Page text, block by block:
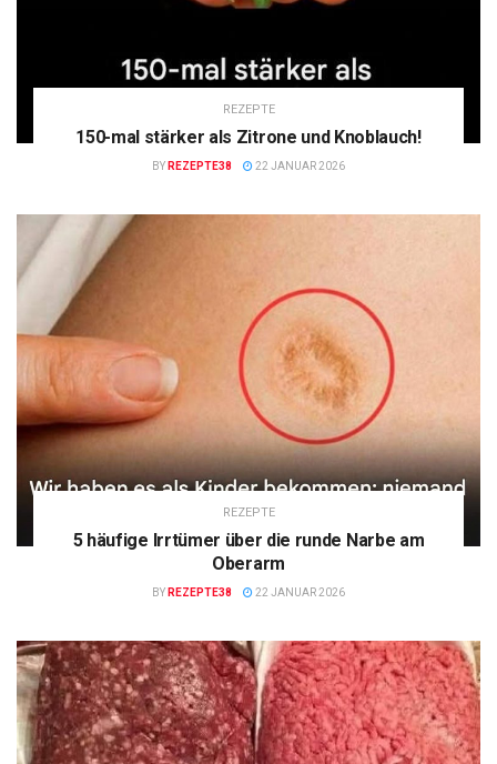
REZEPTE
150-mal stärker als Zitrone und Knoblauch!
BY REZEPTE38 22 JANUAR 2026
REZEPTE
5 häufige Irrtümer über die runde Narbe am
Oberarm
BY REZEPTE38 22 JANUAR 2026